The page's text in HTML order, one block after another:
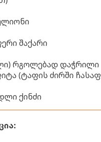
შაქარი
რგოლებად დაჭრილი
(ტაფის ძირში
ქინძი